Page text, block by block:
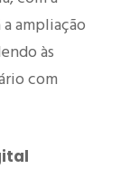
ampliação
às
com